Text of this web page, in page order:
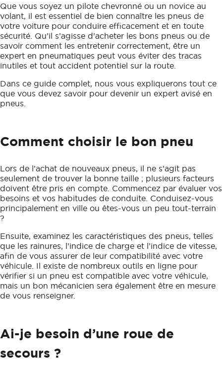
Que vous soyez un pilote chevronné ou un novice au
volant, il est essentiel de bien connaître les pneus de
votre voiture pour conduire efficacement et en toute
sécurité. Qu’il s’agisse d’acheter les bons pneus ou de
savoir comment les entretenir correctement, être un
expert en pneumatiques peut vous éviter des tracas
inutiles et tout accident potentiel sur la route.
Dans ce guide complet, nous vous expliquerons tout ce
que vous devez savoir pour devenir un expert avisé en
pneus.
Comment choisir le bon pneu
Lors de l’achat de nouveaux pneus, il ne s’agit pas
seulement de trouver la bonne taille ; plusieurs facteurs
doivent être pris en compte. Commencez par évaluer vos
besoins et vos habitudes de conduite. Conduisez-vous
principalement en ville ou êtes-vous un peu tout-terrain
?
Ensuite, examinez les caractéristiques des pneus, telles
que les rainures, l’indice de charge et l’indice de vitesse,
afin de vous assurer de leur compatibilité avec votre
véhicule. Il existe de nombreux outils en ligne pour
vérifier si un pneu est compatible avec votre véhicule,
mais un bon mécanicien sera également être en mesure
de vous renseigner.
Ai-je besoin d’une roue de
secours ?